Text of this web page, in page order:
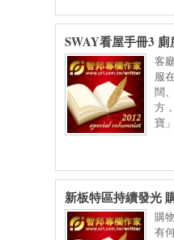
SWAY看屋手冊3
客
服
闊
方
寶
新板特區持續發光
進場
購
有